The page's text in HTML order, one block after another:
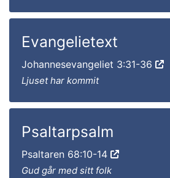
Evangelietext
Johannesevangeliet 3:31-36
Ljuset har kommit
Psaltarpsalm
Psaltaren 68:10-14
Gud går med sitt folk